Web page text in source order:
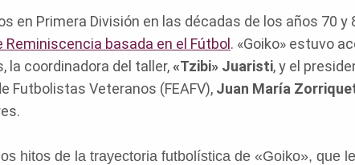
en Primera División en las décadas de los años 70 y
Reminiscencia basada en el Fútbol. «Goiko» estuvo
la coordinadora del taller,«Tzibi» Juaristi, y el
Futbolistas Veteranos (FEAFV), Juan María
hitos de la trayectoria futbolística de «Goiko», que